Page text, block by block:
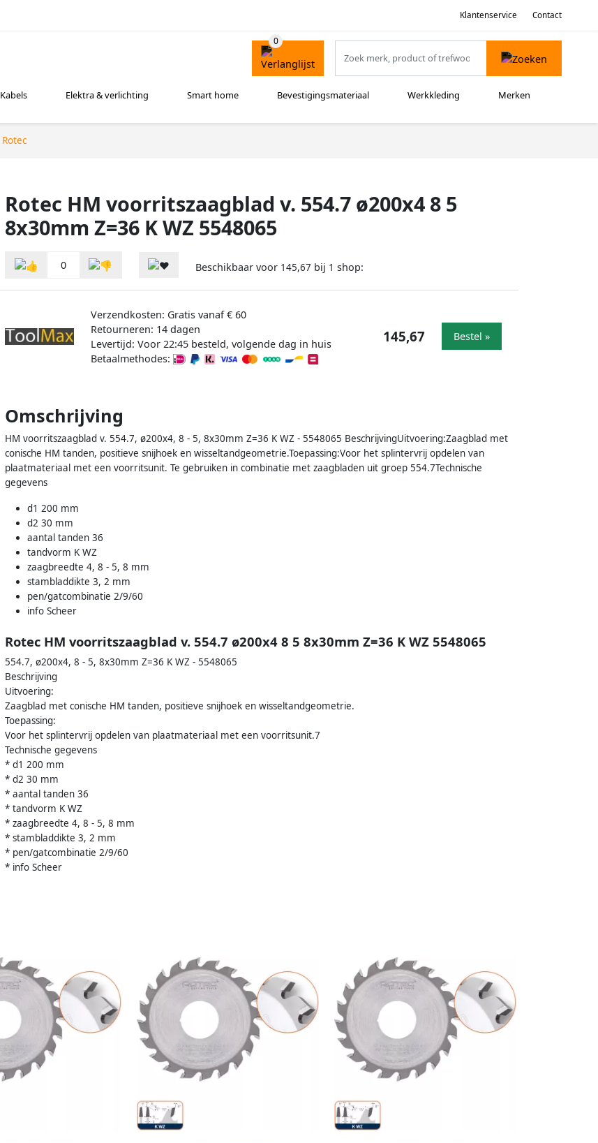
Klantenservice Contact
Kabels Elektra & verlichting Smart home Bevestigingsmateriaal Werkkleding Merken
Rotec
Rotec HM voorritszaagblad v. 554.7 ø200x4 8 5
8x30mm Z=36 K WZ 5548065
0 Beschikbaar voor 145,67 bij 1 shop:
Verzendkosten: Gratis vanaf € 60
Retourneren: 14 dagen
Levertijd: Voor 22:45 besteld, volgende dag in huis
Betaalmethodes:
145,67 Bestel »
Omschrijving
HM voorritszaagblad v. 554.7, ø200x4, 8 - 5, 8x30mm Z=36 K WZ - 5548065 BeschrijvingUitvoering:Zaagblad met
conische HM tanden, positieve snijhoek en wisseltandgeometrie.Toepassing:Voor het splintervrij opdelen van
plaatmateriaal met een voorritsunit. Te gebruiken in combinatie met zaagbladen uit groep 554.7Technische
gegevens
d1 200 mm
d2 30 mm
aantal tanden 36
tandvorm K WZ
zaagbreedte 4, 8 - 5, 8 mm
stambladdikte 3, 2 mm
pen/gatcombinatie 2/9/60
info Scheer
Rotec HM voorritszaagblad v. 554.7 ø200x4 8 5 8x30mm Z=36 K WZ 5548065
554.7, ø200x4, 8 - 5, 8x30mm Z=36 K WZ - 5548065
Beschrijving
Uitvoering:
Zaagblad met conische HM tanden, positieve snijhoek en wisseltandgeometrie.
Toepassing:
Voor het splintervrij opdelen van plaatmateriaal met een voorritsunit.7
Technische gegevens
* d1 200 mm
* d2 30 mm
* aantal tanden 36
* tandvorm K WZ
* zaagbreedte 4, 8 - 5, 8 mm
* stambladdikte 3, 2 mm
* pen/gatcombinatie 2/9/60
* info Scheer